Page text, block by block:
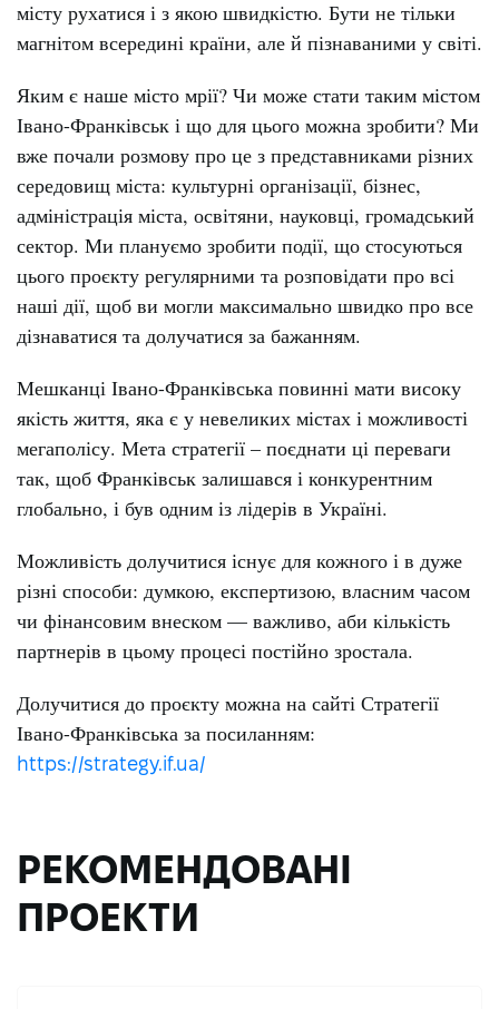
місту рухатися і з якою швидкістю. Бути не тільки
магнітом всередині країни, але й пізнаваними у світі.
Яким є наше місто мрії? Чи може стати таким містом
Івано-Франківськ і що для цього можна зробити? Ми
вже почали розмову про це з представниками різних
середовищ міста: культурні організації, бізнес,
адміністрація міста, освітяни, науковці, громадський
сектор. Ми плануємо зробити події, що стосуються
цього проєкту регулярними та розповідати про всі
наші дії, щоб ви могли максимально швидко про все
дізнаватися та долучатися за бажанням.
Мешканці Івано-Франківська повинні мати високу
якість життя, яка є у невеликих містах і можливості
мегаполісу. Мета стратегії – поєднати ці переваги
так, щоб Франківськ залишався і конкурентним
глобально, і був одним із лідерів в Україні.
Можливість долучитися існує для кожного і в дуже
різні способи: думкою, експертизою, власним часом
чи фінансовим внеском — важливо, аби кількість
партнерів в цьому процесі постійно зростала.
Долучитися до проєкту можна на сайті Стратегії
Івано-Франківська за посиланням:
https://strategy.if.ua/
РЕКОМЕНДОВАНІ
ПРОЕКТИ